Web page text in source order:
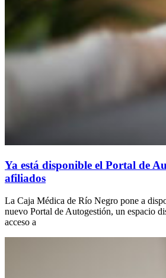
Ya está disponible el Portal de
afiliados
La Caja Médica de Río Negro pone a
nuevo Portal de Autogestión, un espacio
acceso a